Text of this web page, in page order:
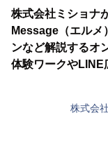
株式会社ミショナ
Message（エルメ
ンなど解説するオ
体験ワークやLINE
株式会